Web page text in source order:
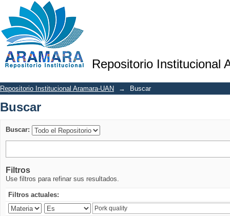
Repositorio Institucional
Buscar
Repositorio Institucional Aramara-UAN → Buscar
Buscar
Buscar:
Filtros
Use filtros para refinar sus resultados.
Filtros actuales: